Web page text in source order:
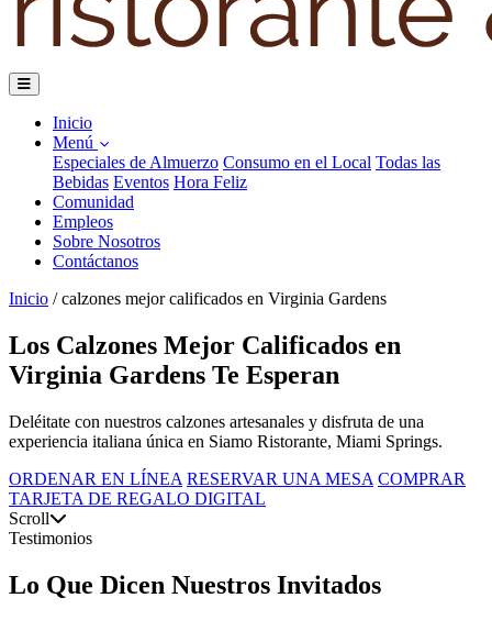
Inicio
Menú
Especiales de Almuerzo Consumo en el Local Todas las
Bebidas Eventos Hora Feliz
Comunidad
Empleos
Sobre Nosotros
Contáctanos
Inicio / calzones mejor calificados en Virginia Gardens
Los Calzones Mejor Calificados en
Virginia Gardens Te Esperan
Deléitate con nuestros calzones artesanales y disfruta de una
experiencia italiana única en Siamo Ristorante, Miami Springs.
ORDENAR EN LÍNEA RESERVAR UNA MESA COMPRAR
TARJETA DE REGALO DIGITAL
Scroll
Testimonios
Lo Que Dicen Nuestros Invitados